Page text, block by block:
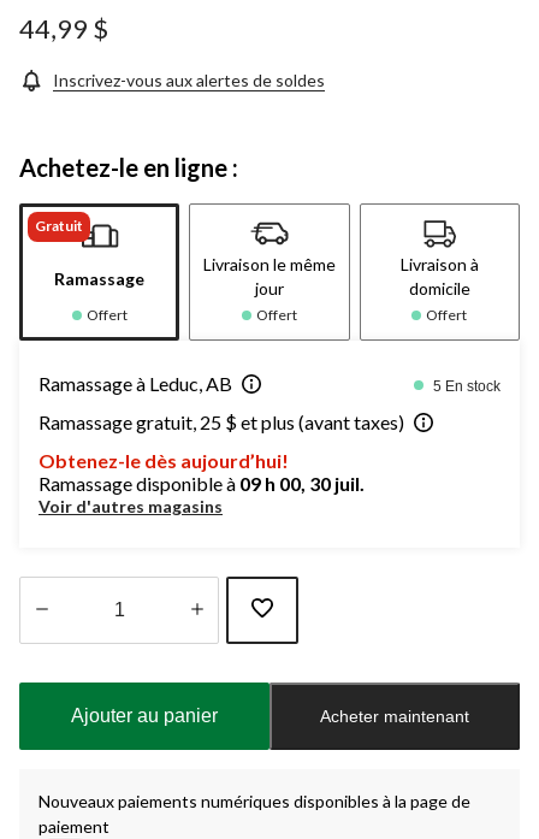
44,99 $
Inscrivez-vous aux alertes de soldes
Achetez-le en ligne :
Gratuit
Ramassage
Offert
Livraison le même
jour
Offert
Livraison à
domicile
Offert
Ramassage à Leduc, AB 5 En stock
Ramassage gratuit, 25 $ et plus (avant taxes)
Obtenez-le dès aujourd’hui!
Ramassage disponible à 09 h 00, 30 juil.
Voir d'autres magasins
à
Ajouter au panier Acheter maintenant
Nouveaux paiements numériques disponibles à la page de
paiement